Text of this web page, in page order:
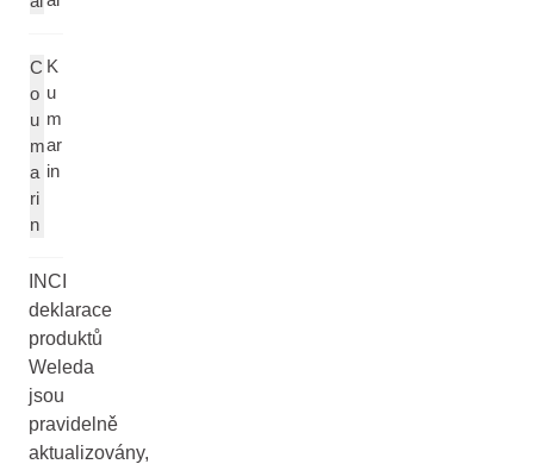
C
o
u
m
a
ri
n
K
u
m
ar
in
INCI
deklarace
produktů
Weleda
jsou
pravidelně
aktualizovány,